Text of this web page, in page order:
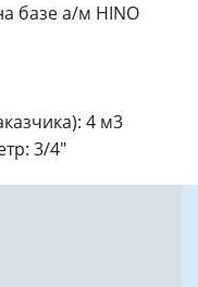
базе а/м HINO
4 м3
3/4"